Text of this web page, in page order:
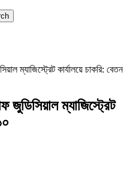
ম্যাজিস্ট্রেট কার্যালয়ে চাকরি: বেতন
জুডিসিয়াল ম্যাজিস্ট্রেট